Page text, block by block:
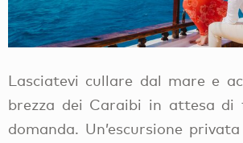
Lasciatevi cullare dal mare e
brezza dei Caraibi in attesa
domanda. Un’escursione